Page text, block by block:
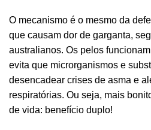
O mecanismo é o mesmo da
que causam dor de garganta,
australianos. Os pelos
evita que microrganismos e
desencadear crises de asma e
respiratórias. Ou seja, mais
de vida: benefício duplo!
R$
R$